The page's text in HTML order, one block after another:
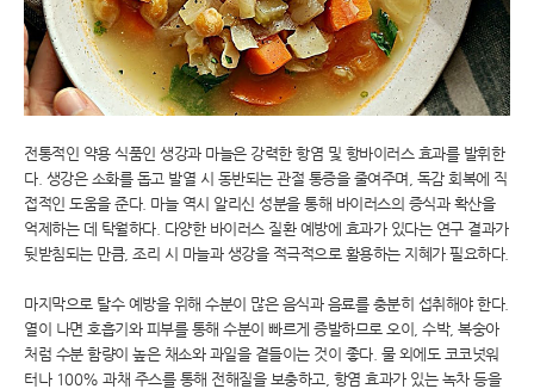
전통적인 약용 식품인 생강과 마늘은 강력한 항염 및 항바이러스 효과를 발휘한
다. 생강은 소화를 돕고 발열 시 동반되는 관절 통증을 줄여주며, 독감 회복에 직
접적인 도움을 준다. 마늘 역시 알리신 성분을 통해 바이러스의 증식과 확산을
억제하는 데 탁월하다. 다양한 바이러스 질환 예방에 효과가 있다는 연구 결과가
뒷받침되는 만큼, 조리 시 마늘과 생강을 적극적으로 활용하는 지혜가 필요하다.
마지막으로 탈수 예방을 위해 수분이 많은 음식과 음료를 충분히 섭취해야 한다.
열이 나면 호흡기와 피부를 통해 수분이 빠르게 증발하므로 오이, 수박, 복숭아
처럼 수분 함량이 높은 채소와 과일을 곁들이는 것이 좋다. 물 외에도 코코넛워
터나 100% 과채 주스를 통해 전해질을 보충하고, 항염 효과가 있는 녹차 등을